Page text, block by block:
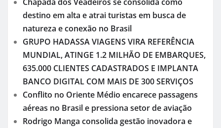
destino em alta e atrai turistas em busca de
natureza e conexão no Brasil
GRUPO HADASSA VIAGENS VIRA REFERÊNCIA
MUNDIAL, ATINGE 1.2 MILHÃO DE EMBARQUES,
635.000 CLIENTES CADASTRADOS E IMPLANTA
BANCO DIGITAL COM MAIS DE 300 SERVIÇOS
Conflito no Oriente Médio encarece passagens
aéreas no Brasil e pressiona setor de aviação
Rodrigo Manga consolida gestão inovadora e